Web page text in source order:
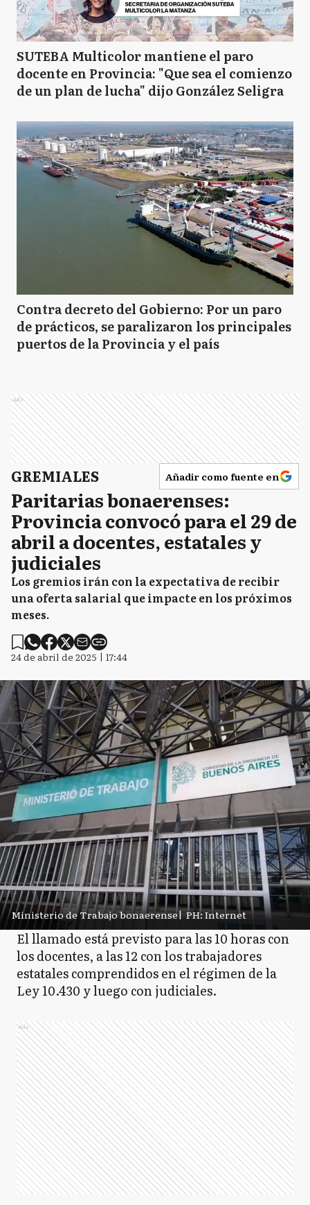
SUTEBA Multicolor mantiene el paro
docente en Provincia: "Que sea el comienzo
de un plan de lucha" dijo González Seligra
Contra decreto del Gobierno: Por un paro
de prácticos, se paralizaron los principales
puertos de la Provincia y el país
Ads
GREMIALES Añadir como fuente en
Paritarias bonaerenses:
Provincia convocó para el 29 de
abril a docentes, estatales y
judiciales
Los gremios irán con la expectativa de recibir
una oferta salarial que impacte en los próximos
meses.
24 de abril de 2025 | 17:44
Ministerio de Trabajo bonaerense| PH: Internet
El llamado está previsto para las 10 horas con
los docentes, a las 12 con los trabajadores
estatales comprendidos en el régimen de la
Ley 10.430 y luego con judiciales.
Ads